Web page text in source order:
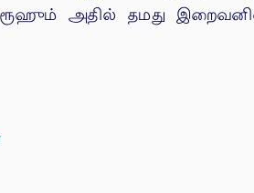
அதில் தமது